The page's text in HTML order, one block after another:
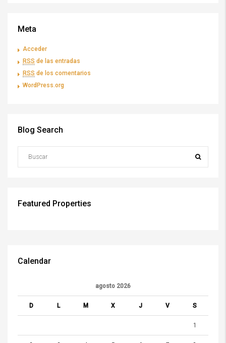
Meta
Acceder
RSS de las entradas
RSS de los comentarios
WordPress.org
Blog Search
Featured Properties
Calendar
agosto 2026
D L M X J V S
1